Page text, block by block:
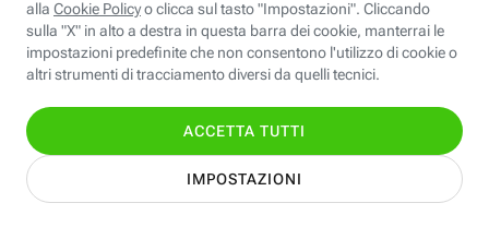
Per ricevere Newsletter, scaricare eBook,
creare playlist vocali e accedere ai corsi
della Fastweb Digital Academy a te